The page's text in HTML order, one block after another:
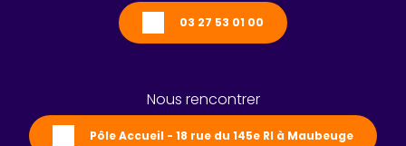
03 27 53 01 00
Nous rencontrer
Pôle Accueil - 18 rue du 145e RI à Maubeuge